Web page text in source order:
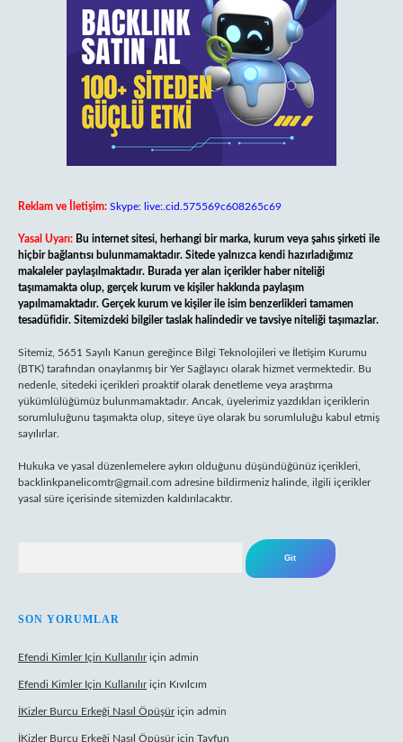
Reklam ve İletişim: Skype: live:.cid.575569c608265c69
Yasal Uyarı: Bu internet sitesi, herhangi bir marka, kurum veya şahıs şirketi ile
hiçbir bağlantısı bulunmamaktadır. Sitede yalnızca kendi hazırladığımız
makaleler paylaşılmaktadır. Burada yer alan içerikler haber niteliği
taşımamakta olup, gerçek kurum ve kişiler hakkında paylaşım
yapılmamaktadır. Gerçek kurum ve kişiler ile isim benzerlikleri tamamen
tesadüfidir. Sitemizdeki bilgiler taslak halindedir ve tavsiye niteliği taşımazlar.
Sitemiz, 5651 Sayılı Kanun gereğince Bilgi Teknolojileri ve İletişim Kurumu
(BTK) tarafından onaylanmış bir Yer Sağlayıcı olarak hizmet vermektedir. Bu
nedenle, sitedeki içerikleri proaktif olarak denetleme veya araştırma
yükümlülüğümüz bulunmamaktadır. Ancak, üyelerimiz yazdıkları içeriklerin
sorumluluğunu taşımakta olup, siteye üye olarak bu sorumluluğu kabul etmiş
sayılırlar.
Hukuka ve yasal düzenlemelere aykırı olduğunu düşündüğünüz içerikleri,
backlinkpanelicomtr@gmail.com adresine bildirmeniz halinde, ilgili içerikler
yasal süre içerisinde sitemizden kaldırılacaktır.
SON YORUMLAR
Efendi Kimler Için Kullanılıriçin admin
Efendi Kimler Için Kullanılıriçin Kıvılcım
İKizler Burcu Erkeği Nasıl Öpüşüriçin admin
İKizler Burcu Erkeği Nasıl Öpüşüriçin Tayfun